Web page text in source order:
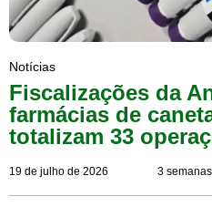
Notícias
Fiscalizações da
farmácias de
totalizam 33
19 de julho de 2026 3